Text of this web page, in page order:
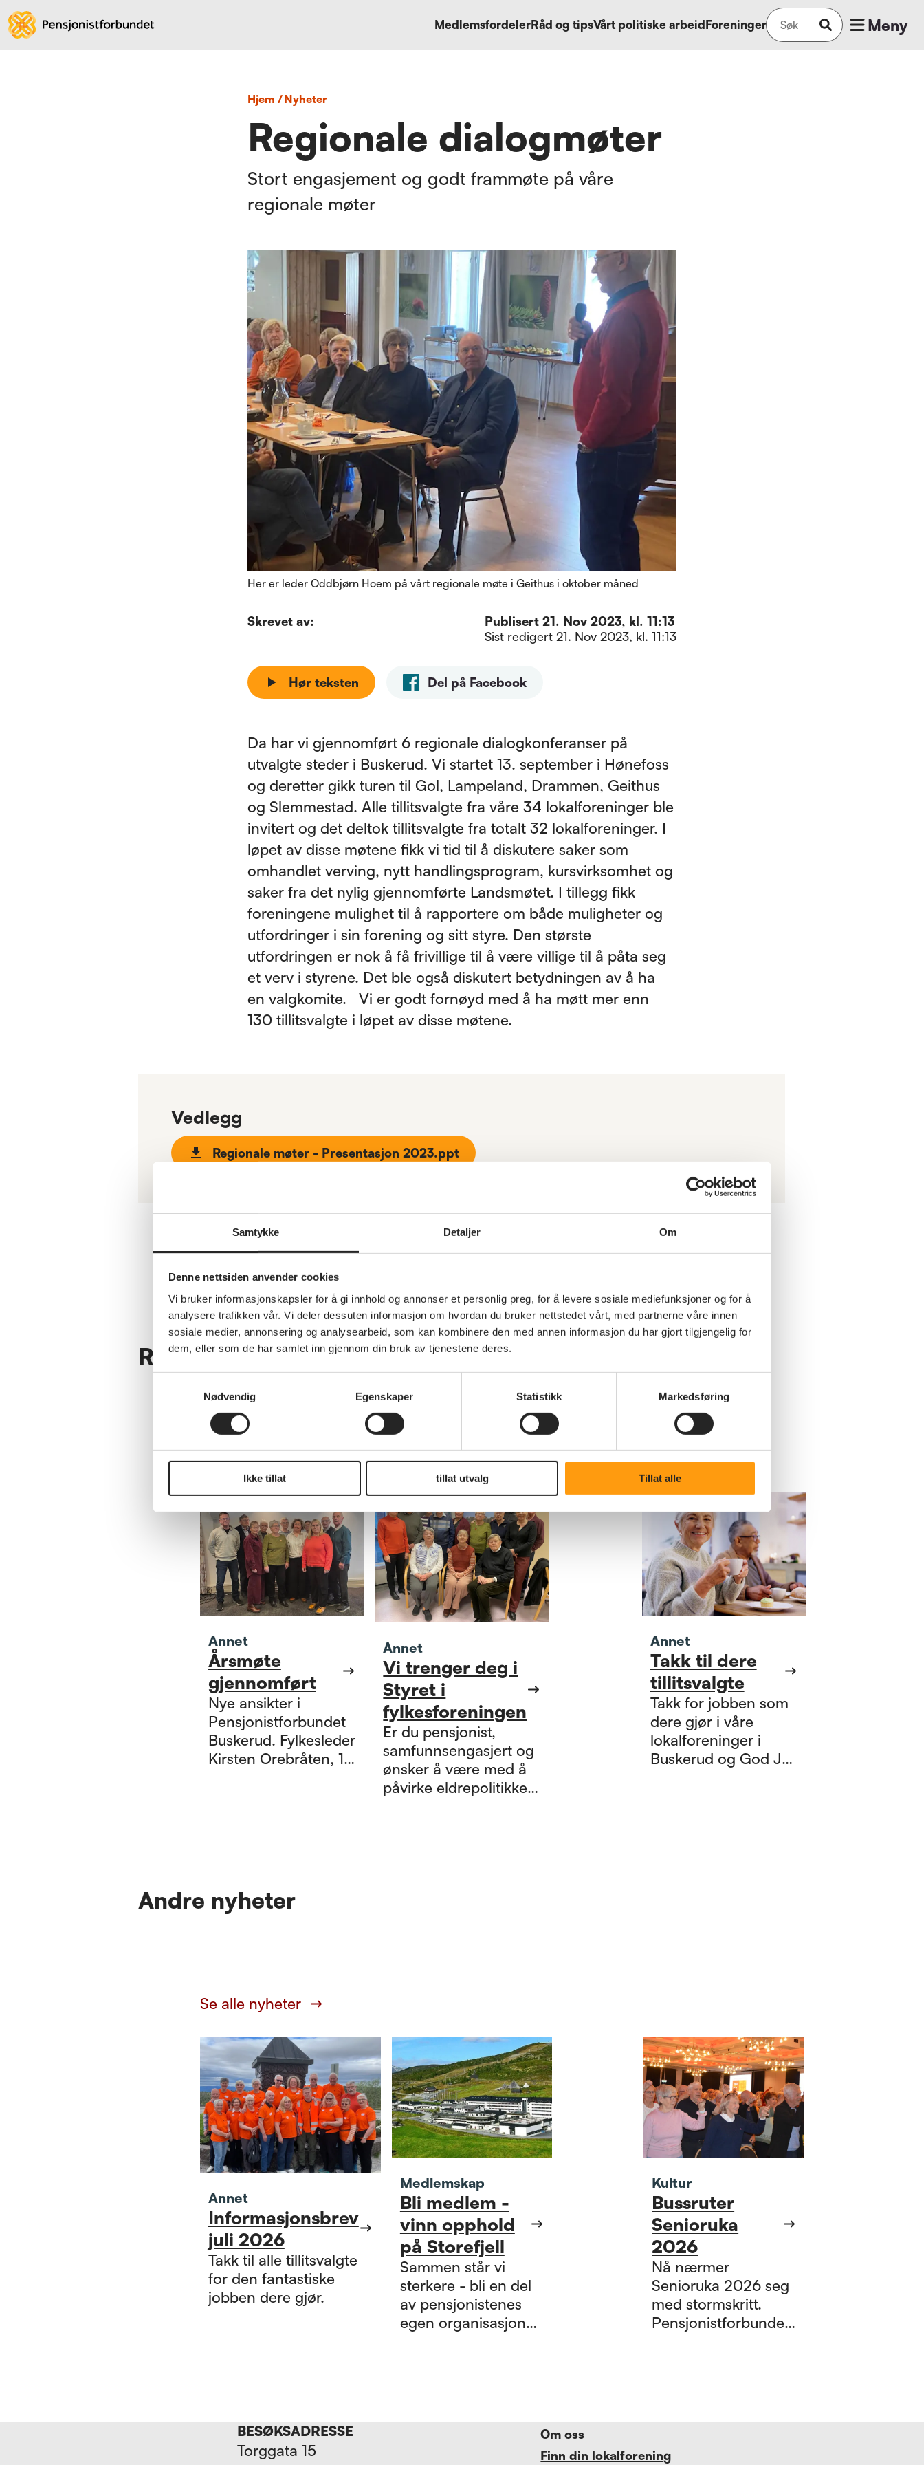
Samtykke Detaljer Om
Denne nettsiden anvender cookies
Vi bruker informasjonskapsler for å gi innhold og annonser et personlig preg, for å levere sosiale mediefunksjoner og for å
analysere trafikken vår. Vi deler dessuten informasjon om hvordan du bruker nettstedet vårt, med partnerne våre innen
sosiale medier, annonsering og analysearbeid, som kan kombinere den med annen informasjon du har gjort tilgjengelig for
dem, eller som de har samlet inn gjennom din bruk av tjenestene deres.
Nødvendig
Egenskaper Statistikk Markedsføring
Ikke tillat tillat utvalg Tillat alle
MedlemsfordelerRåd og tipsVårt politiske arbeidForeninger Meny
Hjem/ nyheter
Regionale dialogmøter
Stort engasjement og godt frammøte på våre
regionale møter
Her er leder Oddbjørn Hoem på vårt regionale møte i Geithus i oktober måned
Skrevet av: Publisert 21. Nov 2023, kl. 11:13
Sist redigert 21. Nov 2023, kl. 11:13
Hør teksten Del på Facebook
Da har vi gjennomført 6 regionale dialogkonferanser på
utvalgte steder i Buskerud. Vi startet 13. september i Hønefoss
og deretter gikk turen til Gol, Lampeland, Drammen, Geithus
og Slemmestad. Alle tillitsvalgte fra våre 34 lokalforeninger ble
invitert og det deltok tillitsvalgte fra totalt 32 lokalforeninger. I
løpet av disse møtene fikk vi tid til å diskutere saker som
omhandlet verving, nytt handlingsprogram, kursvirksomhet og
saker fra det nylig gjennomførte Landsmøtet. I tillegg fikk
foreningene mulighet til å rapportere om både muligheter og
utfordringer i sin forening og sitt styre. Den største
utfordringen er nok å få frivillige til å være villige til å påta seg
et verv i styrene. Det ble også diskutert betydningen av å ha
en valgkomite. Vi er godt fornøyd med å ha møtt mer enn
130 tillitsvalgte i løpet av disse møtene.
Vedlegg
Regionale møter - Presentasjon 2023.ppt
Relaterte artikler
Se alle nyheter
Annet
Årsmøte
gjennomført
Nye ansikter i
Pensjonistforbundet
Buskerud. Fylkesleder
Kirsten Orebråten, 1.
Annet
Vi trenger deg i
Styret i
fylkesforeningen
Er du pensjonist,
samfunnsengasjert og
ønsker å være med å
påvirke eldrepolitikken,
Annet
Takk til dere
tillitsvalgte
Takk for jobben som
dere gjør i våre
lokalforeninger i
Buskerud og God Jul.
Andre nyheter
Se alle nyheter
Annet
Informasjonsbrev
juli 2026
Takk til alle tillitsvalgte
for den fantastiske
jobben dere gjør.
Medlemskap
Bli medlem -
vinn opphold
på Storefjell
Sammen står vi
sterkere - bli en del
av pensjonistenes
egen organisasjon
Kultur
Bussruter
Senioruka
2026
Nå nærmer
Senioruka 2026 seg
med stormskritt.
Pensjonistforbundet
BESØKSADRESSE
Torggata 15
Om oss
Finn din lokalforening